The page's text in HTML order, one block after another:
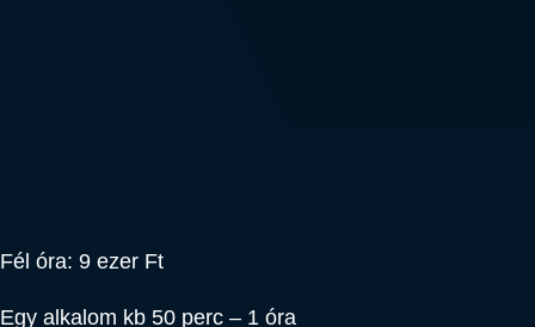
Fél óra: 9 ezer Ft
Egy alkalom kb 50 perc – 1 óra